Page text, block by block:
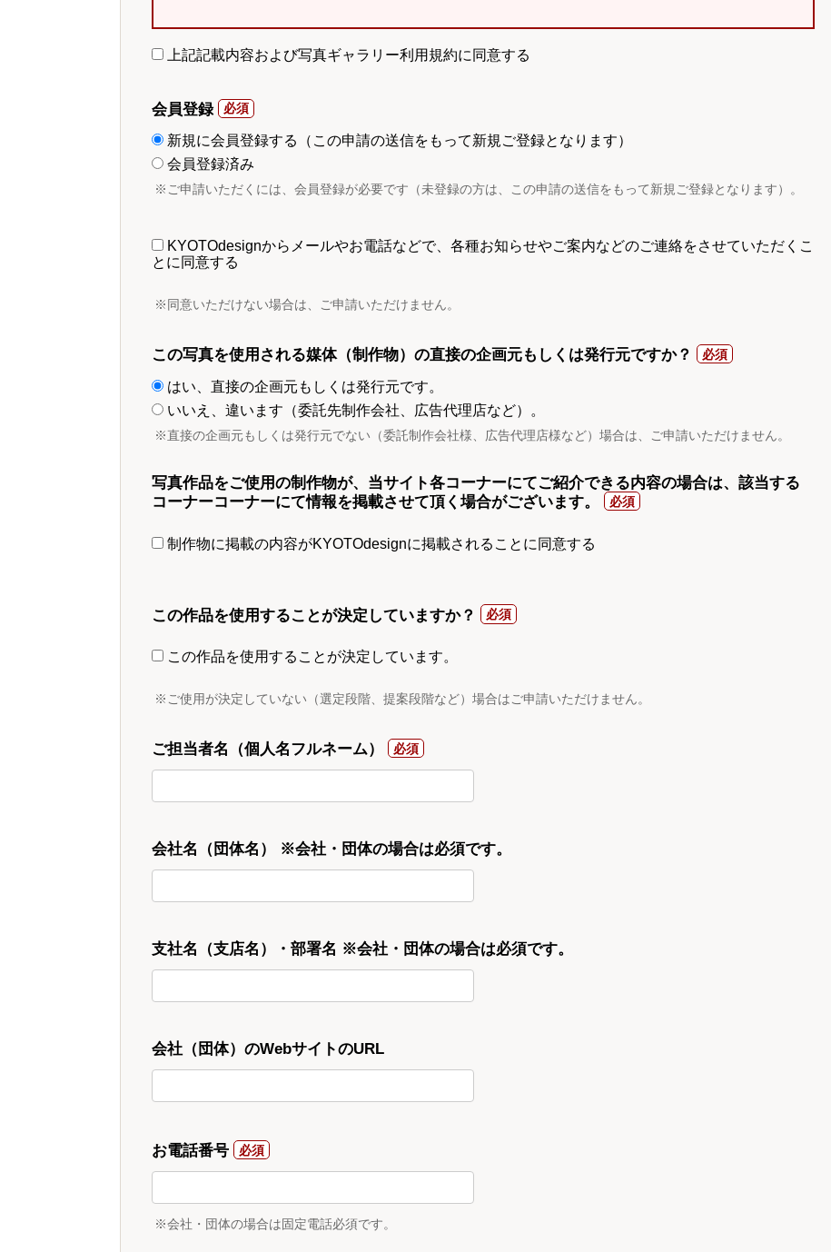
上記記載内容および写真ギャラリー利用規約に同意する
会員登録
新規に会員登録する（この申請の送信をもって新規ご登録となります）
会員登録済み
※ご申請いただくには、会員登録が必要です（未登録の方は、この申請の送信をもって新規ご登録となります）。
KYOTOdesignからメールやお電話などで、各種お知らせやご案内などのご連絡をさせていただくこ
とに同意する
※同意いただけない場合は、ご申請いただけません。
この写真を使用される媒体（制作物）の直接の企画元もしくは発行元ですか？
はい、直接の企画元もしくは発行元です。
いいえ、違います（委託先制作会社、広告代理店など）。
※直接の企画元もしくは発行元でない（委託制作会社様、広告代理店様など）場合は、ご申請いただけません。
写真作品をご使用の制作物が、当サイト各コーナーにてご紹介できる内容の場合は、該当する
コーナーコーナーにて情報を掲載させて頂く場合がございます。
制作物に掲載の内容がKYOTOdesignに掲載されることに同意する
この作品を使用することが決定していますか？
この作品を使用することが決定しています。
※ご使用が決定していない（選定段階、提案段階など）場合はご申請いただけません。
ご担当者名（個人名フルネーム）
会社名（団体名） ※会社・団体の場合は必須です。
支社名（支店名）・部署名 ※会社・団体の場合は必須です。
会社（団体）のWebサイトのURL
お電話番号
※会社・団体の場合は固定電話必須です。